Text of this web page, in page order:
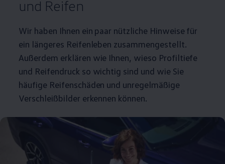
und Reifen
Wir haben Ihnen ein paar nützliche Hinweise für
ein längeres Reifenleben zusammengestellt.
Außerdem erklären wie Ihnen, wieso Profiltiefe
und Reifendruck so wichtig sind und wie Sie
häufige Reifenschäden und unregelmäßige
Verschleißbilder erkennen können.